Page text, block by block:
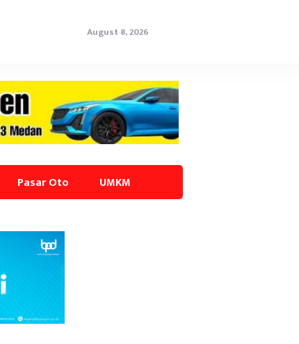
August 8, 2026
Pasar Oto UMKM